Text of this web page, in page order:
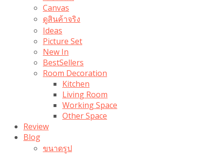
Canvas
ดูสินค้าจริง
Ideas
Picture Set
New In
BestSellers
Room Decoration
Kitchen
Living Room
Working Space
Other Space
Review
Blog
ขนาดรูป